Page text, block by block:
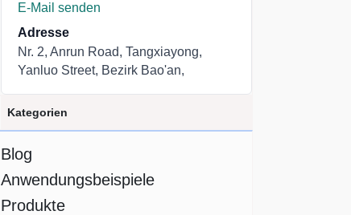
E-Mail senden
Adresse
Nr. 2, Anrun Road, Tangxiayong,
Yanluo Street, Bezirk Bao'an,
Kategorien
Blog
Anwendungsbeispiele
Produkte